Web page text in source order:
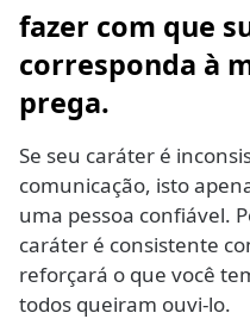
fazer com que
corresponda à
prega.
Se seu caráter é
comunicação, isto
uma pessoa confiável.
caráter é consistente
reforçará o que você
todos queiram ouvi-lo.